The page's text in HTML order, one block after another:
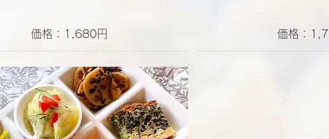
価格：1,680円 価格：